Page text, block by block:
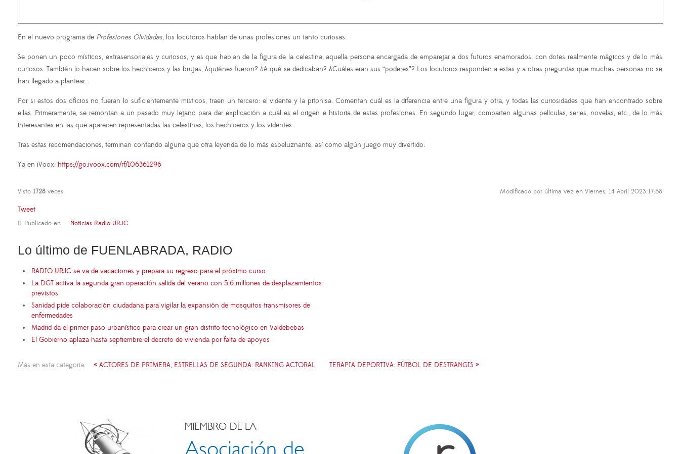
En el nuevo programa de Profesiones Olvidadas, los locutoros hablan de unas profesiones un tanto curiosas.
Se ponen un poco místicos, extrasensoriales y curiosos, y es que hablan de la figura de la celestina, aquella persona encargada de emparejar a dos futuros enamorados, con dotes realmente mágicos y de lo más
curiosos. También lo hacen sobre los hechiceros y las brujas, ¿quiénes fueron? ¿A qué se dedicaban? ¿Cuáles eran sus “poderes”? Los locutoros responden a estas y a otras preguntas que muchas personas no se
han llegado a plantear.
Por si estos dos oficios no fueran lo suficientemente místicos, traen un tercero: el vidente y la pitonisa. Comentan cuál es la diferencia entre una figura y otra, y todas las curiosidades que han encontrado sobre
ellas. Primeramente, se remontan a un pasado muy lejano para dar explicación a cuál es el origen e historia de estas profesiones. En segundo lugar, comparten algunas películas, series, novelas, etc., de lo más
interesantes en las que aparecen representadas las celestinas, los hechiceros y los videntes.
Tras estas recomendaciones, terminan contando alguna que otra leyenda de lo más espeluznante, así como algún juego muy divertido.
Ya en iVoox: https://go.ivoox.com/rf/106361296
Visto 1728 veces Modificado por última vez en Viernes, 14 Abril 2023 17:58
Tweet
Publicado en Noticias Radio URJC
Lo último de FUENLABRADA, RADIO
RADIO URJC se va de vacaciones y prepara su regreso para el próximo curso
La DGT activa la segunda gran operación salida del verano con 5,6 millones de desplazamientos
previstos
Sanidad pide colaboración ciudadana para vigilar la expansión de mosquitos transmisores de
enfermedades
Madrid da el primer paso urbanístico para crear un gran distrito tecnológico en Valdebebas
El Gobierno aplaza hasta septiembre el decreto de vivienda por falta de apoyos
Más en esta categoría: « ACTORES DE PRIMERA, ESTRELLAS DE SEGUNDA: RANKING ACTORAL TERAPIA DEPORTIVA: FÚTBOL DE DESTRANGIS »